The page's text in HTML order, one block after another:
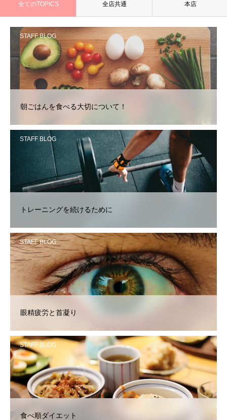
全てのTOPICS 全店共通 本店
STAFF BLOG
朝ごはんを食べる大切について！
STAFF BLOG
トレーニングを続けるために
STAFF BLOG
眼精疲労と首凝り
STAFF BLOG
食べ順ダイエット